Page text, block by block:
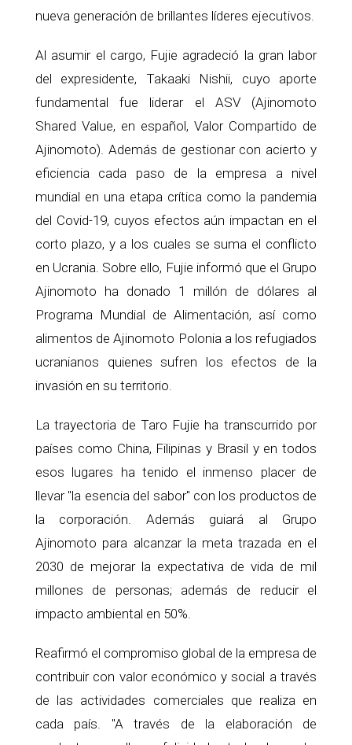
nueva generación de brillantes líderes ejecutivos.
Al asumir el cargo, Fujie agradeció la gran labor
del expresidente, Takaaki Nishii, cuyo aporte
fundamental fue liderar el ASV (Ajinomoto
Shared Value, en español, Valor Compartido de
Ajinomoto). Además de gestionar con acierto y
eficiencia cada paso de la empresa a nivel
mundial en una etapa crítica como la pandemia
del Covid-19, cuyos efectos aún impactan en el
corto plazo, y a los cuales se suma el conflicto
en Ucrania. Sobre ello, Fujie informó que el Grupo
Ajinomoto ha donado 1 millón de dólares al
Programa Mundial de Alimentación, así como
alimentos de Ajinomoto Polonia a los refugiados
ucranianos quienes sufren los efectos de la
invasión en su territorio.
La trayectoria de Taro Fujie ha transcurrido por
países como China, Filipinas y Brasil y en todos
esos lugares ha tenido el inmenso placer de
llevar "la esencia del sabor" con los productos de
la corporación. Además guiará al Grupo
Ajinomoto para alcanzar la meta trazada en el
2030 de mejorar la expectativa de vida de mil
millones de personas; además de reducir el
impacto ambiental en 50%.
Reafirmó el compromiso global de la empresa de
contribuir con valor económico y social a través
de las actividades comerciales que realiza en
cada país. "A través de la elaboración de